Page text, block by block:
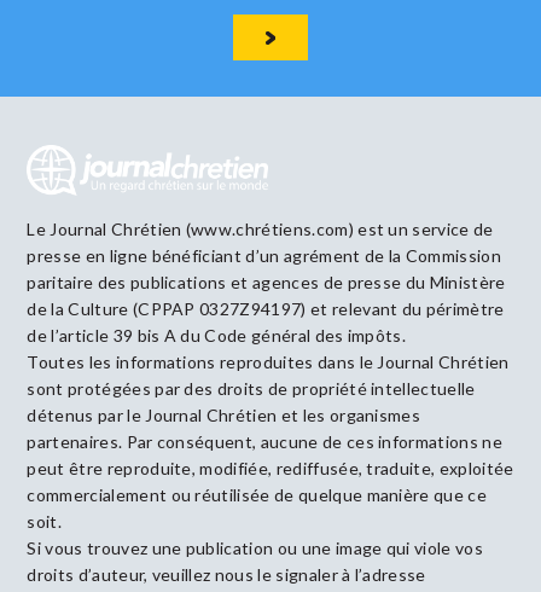
Le Journal Chrétien (www.chrétiens.com) est un service de
presse en ligne bénéficiant d’un agrément de la Commission
paritaire des publications et agences de presse du Ministère
de la Culture (CPPAP 0327Z94197) et relevant du périmètre
de l’article 39 bis A du Code général des impôts.
Toutes les informations reproduites dans le Journal Chrétien
sont protégées par des droits de propriété intellectuelle
détenus par le Journal Chrétien et les organismes
partenaires. Par conséquent, aucune de ces informations ne
peut être reproduite, modifiée, rediffusée, traduite, exploitée
commercialement ou réutilisée de quelque manière que ce
soit.
Si vous trouvez une publication ou une image qui viole vos
droits d’auteur, veuillez nous le signaler à l’adresse